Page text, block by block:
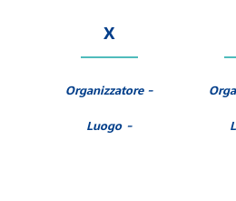
X
Organizzatore -
Luogo -